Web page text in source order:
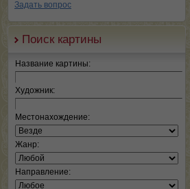
Задать вопрос
Поиск картины
Название картины:
Художник:
Местонахождение:
Жанр:
Направление: